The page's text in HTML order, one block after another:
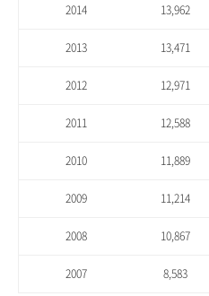
2014 13,962
2013 13,471
2012 12,971
2011 12,588
2010 11,889
2009 11,214
2008 10,867
2007 8,583